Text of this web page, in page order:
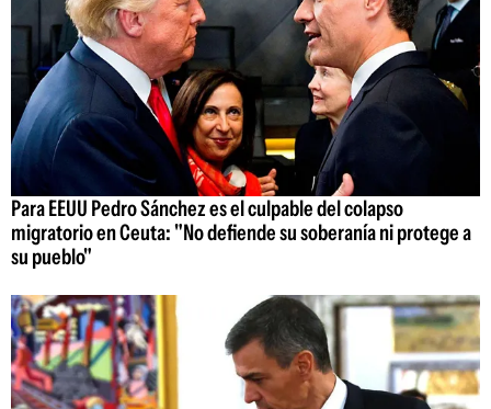
Para EEUU Pedro Sánchez es el culpable del colapso
migratorio en Ceuta: "No defiende su soberanía ni protege a
su pueblo"